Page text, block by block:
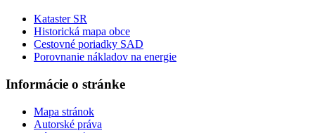
Kataster SR
Historická mapa obce
Cestovné poriadky SAD
Porovnanie nákladov na energie
Informácie o stránke
Mapa stránok
Autorské práva